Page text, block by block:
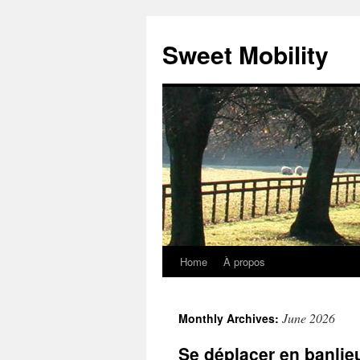
Sweet Mobility
Skip
content
Home À propos
Monthly Archives: June 2026
Se déplacer en